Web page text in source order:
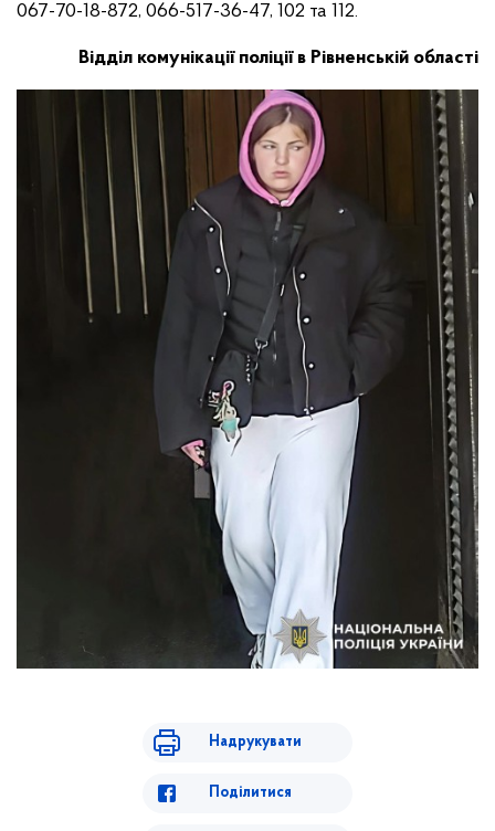
067-70-18-872, 066-517-36-47, 102 та 112.
Відділ комунікації поліції в Рівненській області
Надрукувати
Поділитися